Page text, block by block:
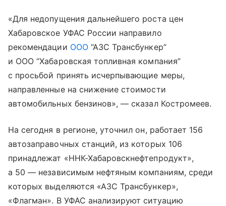
«Для недопущения дальнейшего роста цен
Хабаровское УФАС России направило
рекомендации ООО“АЗС Трансбункер”
и ООО “Хабаровская топливная компания”
с просьбой принять исчерпывающие меры,
направленные на снижение стоимости
автомобильных бензинов», — сказал Костромеев.
На сегодня в регионе, уточнил он, работает 156
автозаправочных станций, из которых 106
принадлежат «ННК-Хабаровскнефтепродукт»,
а 50 — независимым нефтяным компаниям, среди
которых выделяются «АЗС Трансбункер»,
«Флагман». В УФАС анализируют ситуацию